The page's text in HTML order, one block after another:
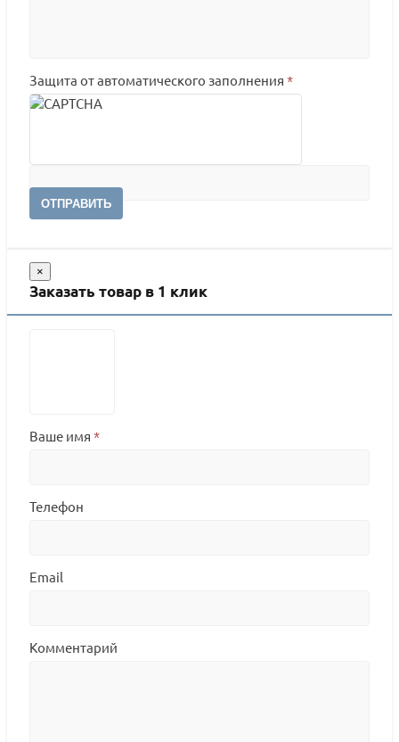
Защита от автоматического заполнения *
ОТПРАВИТЬ
×
Заказать товар в 1 клик
Ваше имя *
Телефон
Email
Комментарий